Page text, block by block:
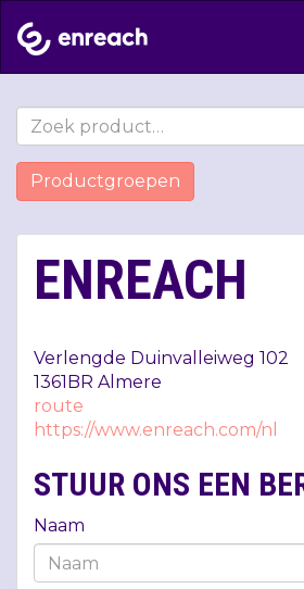
Productgroepen
ENREACH
Verlengde Duinvalleiweg 102
1361BR Almere
route
https://www.enreach.com/nl
STUUR ONS EEN
Naam